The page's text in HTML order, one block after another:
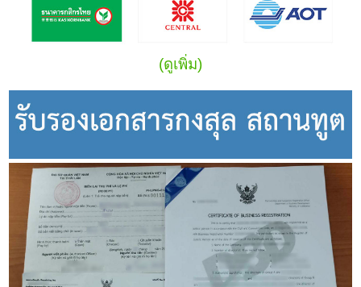
(ดูเพิ่ม)